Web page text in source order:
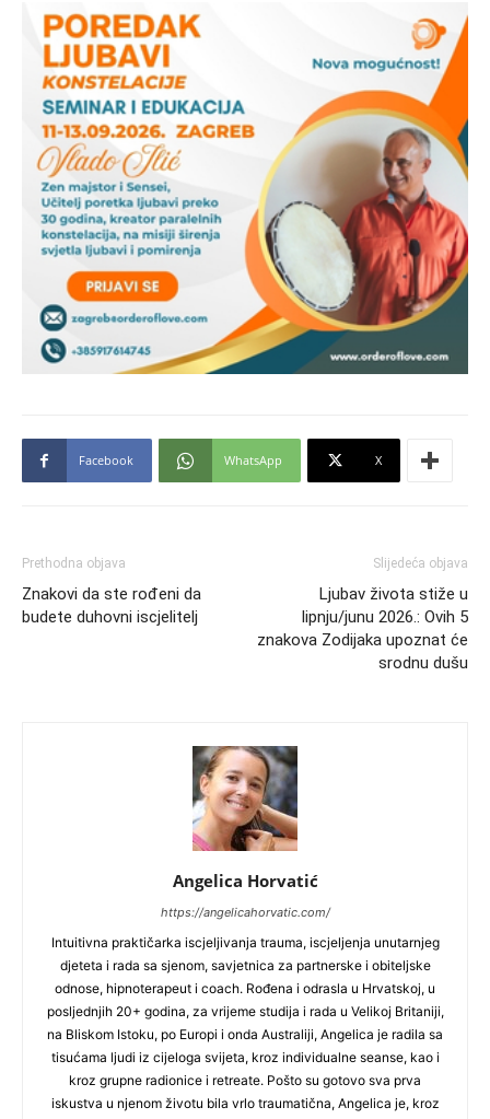
Facebook WhatsApp X
Prethodna objava
Znakovi da ste rođeni da
budete duhovni iscjelitelj
Slijedeća objava
Ljubav života stiže u
lipnju/junu 2026.: Ovih 5
znakova Zodijaka upoznat će
srodnu dušu
Angelica Horvatić
https://angelicahorvatic.com/
Intuitivna praktičarka iscjeljivanja trauma, iscjeljenja unutarnjeg
djeteta i rada sa sjenom, savjetnica za partnerske i obiteljske
odnose, hipnoterapeut i coach. Rođena i odrasla u Hrvatskoj, u
posljednjih 20+ godina, za vrijeme studija i rada u Velikoj Britaniji,
na Bliskom Istoku, po Europi i onda Australiji, Angelica je radila sa
tisućama ljudi iz cijeloga svijeta, kroz individualne seanse, kao i
kroz grupne radionice i retreate. Pošto su gotovo sva prva
iskustva u njenom životu bila vrlo traumatična, Angelica je, kroz